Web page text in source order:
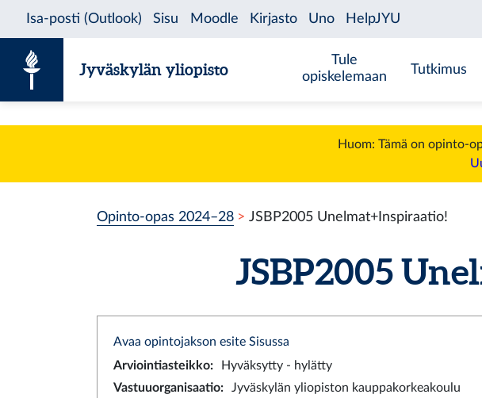
Jyväskylän yliopisto
Tule
opiskelemaan
Tutkimus
Huom: Tämä on opinto-
Opinto-opas 2024–28 JSBP2005 Unelmat+Inspiraatio!
JSBP2005
Avaa opintojakson esite Sisussa
Arviointiasteikko: Hyväksytty - hylätty
Vastuuorganisaatio: Jyväskylän yliopiston kauppakorkeakoulu